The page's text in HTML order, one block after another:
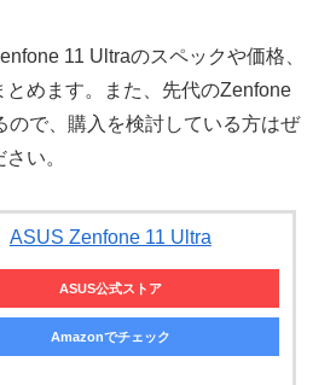
11 Ultraのスペックや価格、
めます。また、先代のZenfone
ので、購入を検討している方はぜ
い。
ASUS Zenfone 11 Ultra
ASUS公式ストア
Amazonでチェック